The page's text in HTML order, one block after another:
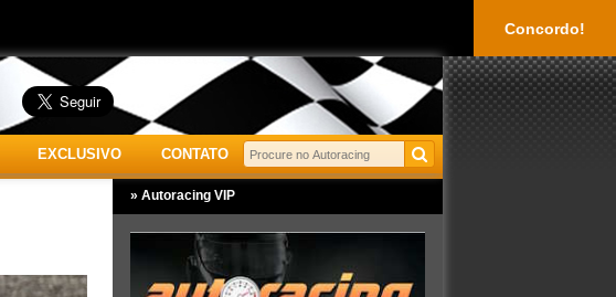
Concordo!
EXCLUSIVO CONTATO
» Autoracing VIP